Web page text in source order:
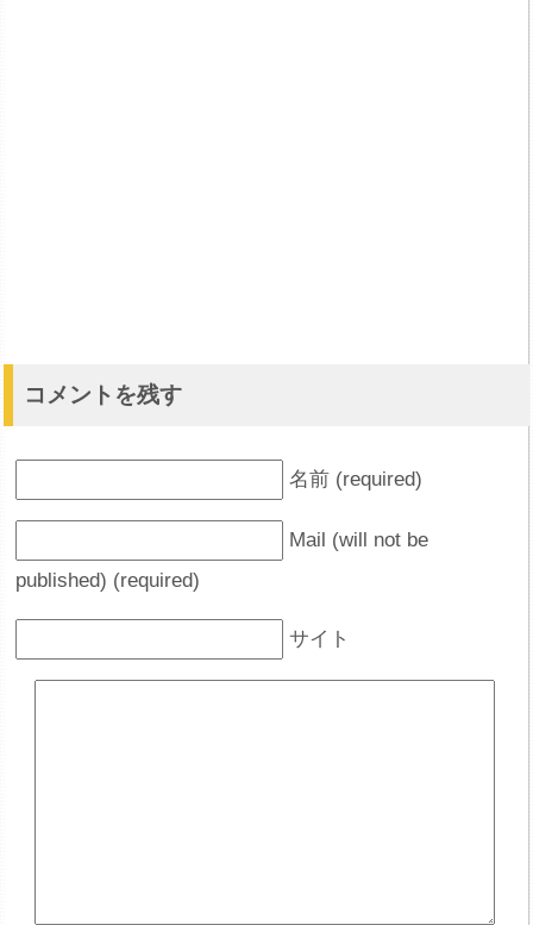
コメントを残す
名前 (required)
Mail (will not be
published) (required)
サイト